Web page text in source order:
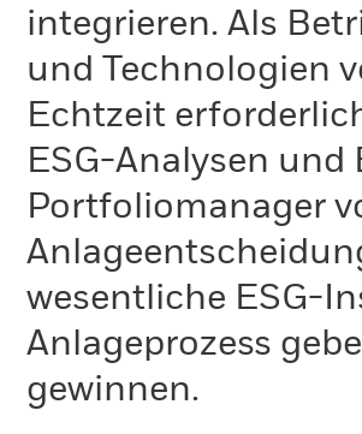
integrieren. Als
und Technologien
Echtzeit
ESG-Analysen
Portfoliomanager
wesentliche ESG-
Anlageprozess
gewinnen.